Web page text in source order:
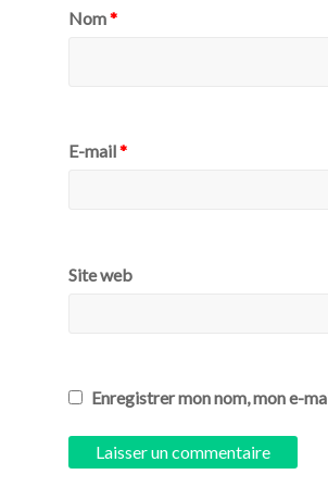
Nom*
E-mail*
Site web
Enregistrer mon nom, mon e-